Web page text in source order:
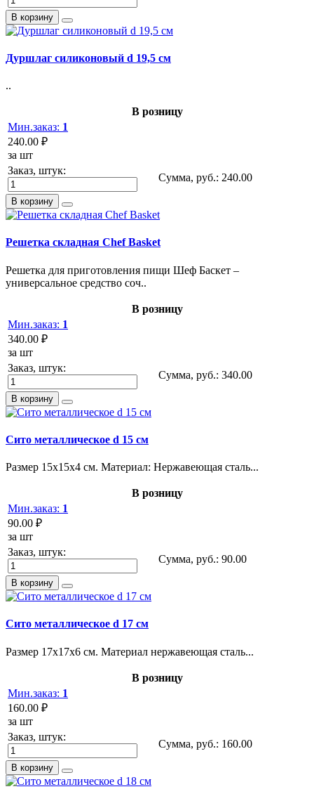
В корзину
Дуршлаг силиконовый d 19,5 см
..
В розницу
Мин.заказ: 1
240.00 ₽
за шт
Заказ, штук:
Сумма, руб.: 240.00
В корзину
Решетка складная Chef Basket
Решетка для приготовления пищи Шеф Баскет –
универсальное средство соч..
В розницу
Мин.заказ: 1
340.00 ₽
за шт
Заказ, штук:
Сумма, руб.: 340.00
В корзину
Сито металлическое d 15 см
Размер 15х15х4 см. Материал: Нержавеющая сталь...
В розницу
Мин.заказ: 1
90.00 ₽
за шт
Заказ, штук:
Сумма, руб.: 90.00
В корзину
Сито металлическое d 17 см
Размер 17х17х6 см. Материал нержавеющая сталь...
В розницу
Мин.заказ: 1
160.00 ₽
за шт
Заказ, штук:
Сумма, руб.: 160.00
В корзину